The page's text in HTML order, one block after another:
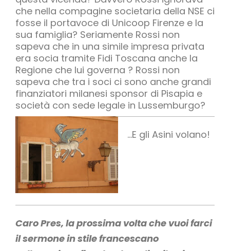
che nella compagine societaria della NSE ci
fosse il portavoce di Unicoop Firenze e la
sua famiglia? Seriamente Rossi non
sapeva che in una simile impresa privata
era socia tramite Fidi Toscana anche la
Regione che lui governa ? Rossi non
sapeva che tra i soci ci sono anche grandi
finanziatori milanesi sponsor di Pisapia e
società con sede legale in Lussemburgo?
…E gli Asini volano!
Caro Pres, la prossima volta che vuoi farci
il sermone in stile francescano